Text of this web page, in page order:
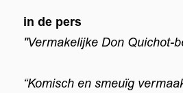
in de pers
"Vermakelijke Don Quichot-
“Komisch en smeuïg